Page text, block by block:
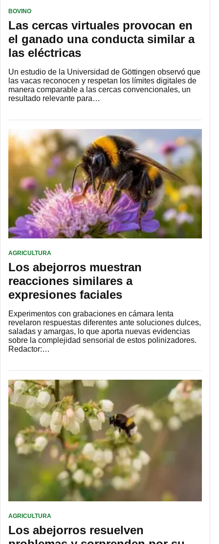
BOVINO
Las cercas virtuales provocan en
el ganado una conducta similar a
las eléctricas
Un estudio de la Universidad de Göttingen observó que
las vacas reconocen y respetan los límites digitales de
manera comparable a las cercas convencionales, un
resultado relevante para…
AGRICULTURA
Los abejorros muestran
reacciones similares a
expresiones faciales
Experimentos con grabaciones en cámara lenta
revelaron respuestas diferentes ante soluciones dulces,
saladas y amargas, lo que aporta nuevas evidencias
sobre la complejidad sensorial de estos polinizadores.
Redactor:…
AGRICULTURA
Los abejorros resuelven